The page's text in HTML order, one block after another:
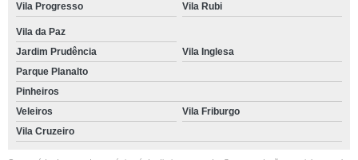
Vila Progresso Vila Rubi
Vila da Paz
Jardim Prudência
Vila Inglesa
Parque Planalto
Pinheiros
Veleiros
Vila Friburgo
Vila Cruzeiro